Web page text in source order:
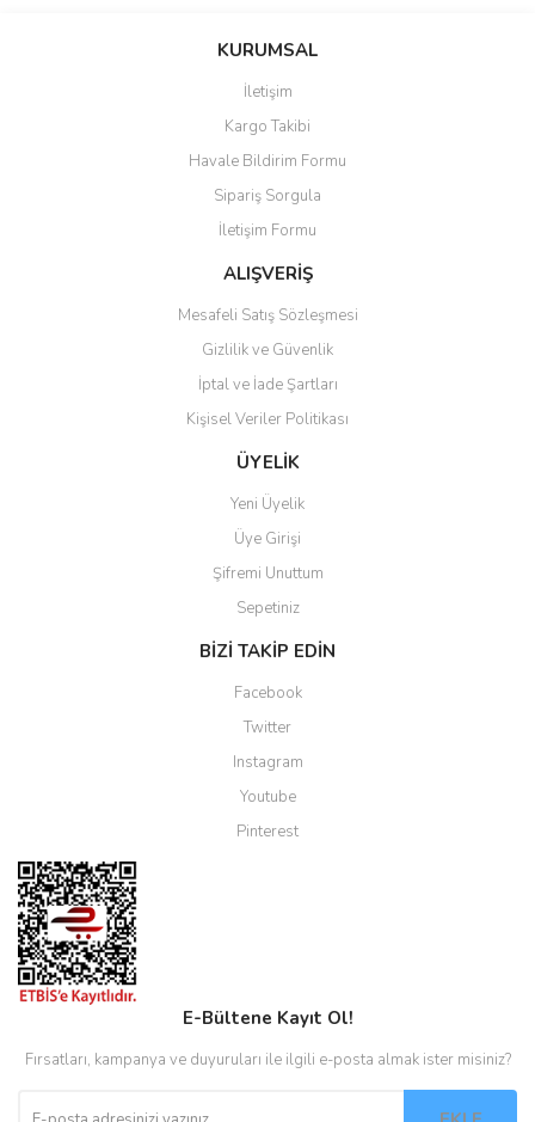
Bu ürüne ilk yorumu siz yapın!
Ürün hakkında henüz soru sorulmamış.
Ürün resmi kalitesiz, bozuk veya görüntülenemiyor.
Ürün açıklamasında eksik bilgiler bulunuyor.
Ürün bilgilerinde hatalar bulunuyor.
Ürün fiyatı diğer sitelerden daha pahalı.
Bu ürüne benzer farklı alternatifler olmalı.
Gönder
KURUMSAL
İletişim
Kargo Takibi
Havale Bildirim Formu
Sipariş Sorgula
İletişim Formu
ALIŞVERİŞ
Mesafeli Satış Sözleşmesi
Gizlilik ve Güvenlik
İptal ve İade Şartları
Kişisel Veriler Politikası
ÜYELİK
Yeni Üyelik
Üye Girişi
Şifremi Unuttum
Sepetiniz
BİZİ TAKİP EDİN
Facebook
Twitter
Instagram
Youtube
Pinterest
E-Bültene Kayıt Ol!
Fırsatları, kampanya ve duyuruları ile ilgili e-posta almak ister misiniz?